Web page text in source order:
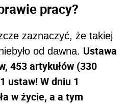
pracy?
zaznaczyć, że takiej
od dawna. Ustawa
453 artykułów (330
ustaw! W dniu 1
w życie, a a tym